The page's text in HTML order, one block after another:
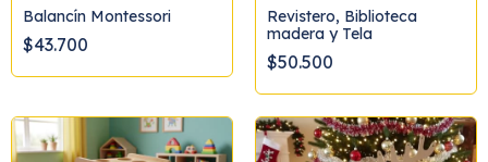
Balancín Montessori
$43.700
Revistero, Biblioteca
madera y Tela
$50.500